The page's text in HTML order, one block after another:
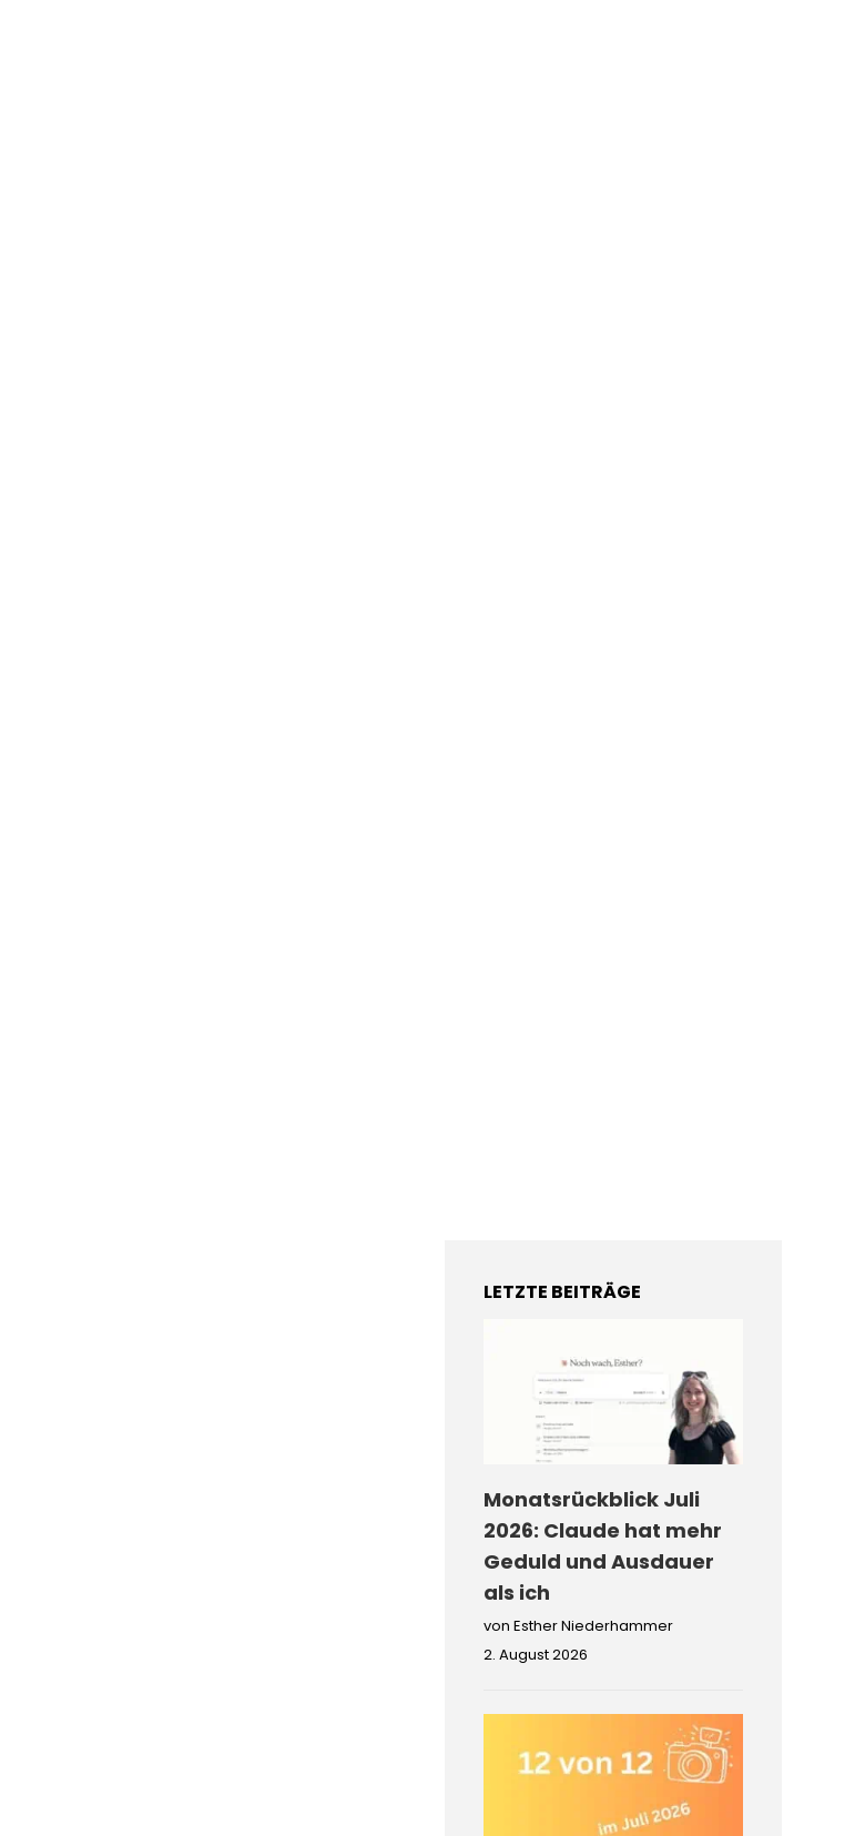
LETZTE BEITRÄGE
Monatsrückblick Juli
2026: Claude hat mehr
Geduld und Ausdauer
als ich
von Esther Niederhammer
2. August 2026